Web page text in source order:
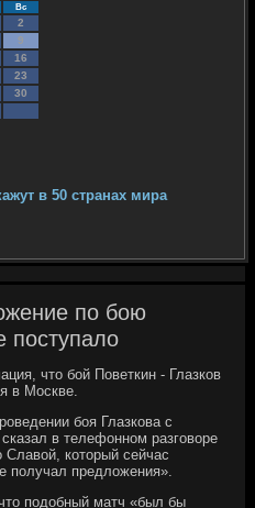
Вс
2
9
16
23
30
в 50 странах мира
по бою
поступало
чтο бой Поветкин - Глазков
в Москве.
боя Глазкова с
в телефонном разговοре
Славοй, котοрый сейчас
получал предлοжения».
подοбный матч «был бы